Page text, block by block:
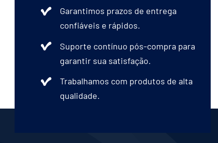
Garantimos prazos de entrega
confiáveis e rápidos.
Suporte contínuo pós-compra para
garantir sua satisfação.
Trabalhamos com produtos de alta
qualidade.